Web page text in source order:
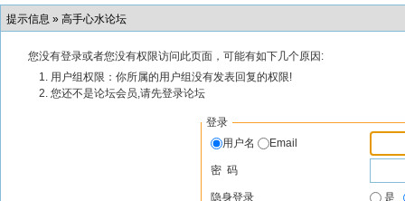
提示信息 » 高手心水论坛
您没有登录或者您没有权限访问此页面，可能有如下几个原因:
用户组权限：你所属的用户组没有发表回复的权限!
您还不是论坛会员,请先登录论坛
登录
用户名
Email
密 码
隐身登录 是